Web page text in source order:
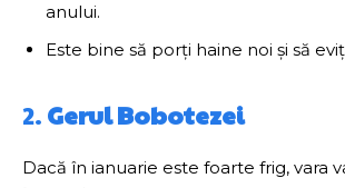
anului.
Este bine să porți haine noi și să
2. Gerul Bobotezei
Dacă în ianuarie este foarte frig, vara